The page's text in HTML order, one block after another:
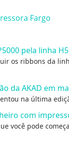
Fargo
pela linha
os ribbons da
da AKAD em
na última
com
você pode